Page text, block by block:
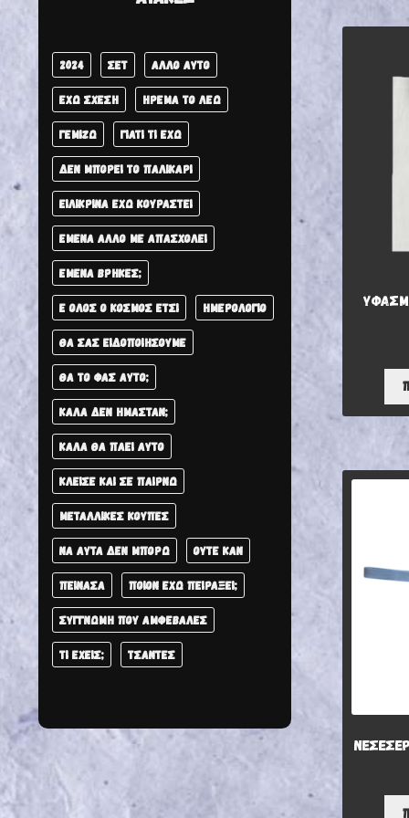
2024 ΣΕΤ ΆΛΛΟ ΑΥΤΌ
ΈΧΩ ΣΧΈΣΗ ΉΡΕΜΑ ΤΟ ΛΈΩ
ΓΕΜΊΖΩ ΓΙΑΤΊ ΤΙ ΈΧΩ
ΔΕΝ ΜΠΟΡΕΊ ΤΟ ΠΑΛΙΚΆΡΙ
ΕΙΛΙΚΡΙΝΆ ΈΧΩ ΚΟΥΡΑΣΤΕΊ
ΕΜΈΝΑ ΆΛΛΟ ΜΕ ΑΠΑΣΧΟΛΕΊ
ΕΜΈΝΑ ΒΡΉΚΕΣ;
Ε ΌΛΟΣ Ο ΚΌΣΜΟΣ ΈΤΣΙ ΗΜΕΡΟΛΌΓΙΟ
ΘΑ ΣΑΣ ΕΙΔΟΠΟΙΉΣΟΥΜΕ
ΘΑ ΤΟ ΦΑΣ ΑΥΤΟ;
ΚΑΛΆ ΔΕΝ ΉΜΑΣΤΑΝ;
ΚΑΛΆ ΘΑ ΠΆΕΙ ΑΥΤΌ
ΚΛΕΊΣΕ ΚΑΙ ΣΕ ΠΑΊΡΝΩ
ΜΕΤΑΛΛΙΚΈΣ ΚΟΎΠΕΣ
ΝΑ ΑΥΤΆ ΔΕΝ ΜΠΟΡΏ ΟΎΤΕ ΚΑΝ
ΠΕΊΝΑΣΑ ΠΟΙΌΝ ΈΧΩ ΠΕΙΡΆΞΕΙ;
ΣΥΓΓΝΏΜΗ ΠΟΥ ΑΜΦΈΒΑΛΕΣ
ΤΙ ΈΧΕΙΣ; ΤΣΑΝΤΕΣ